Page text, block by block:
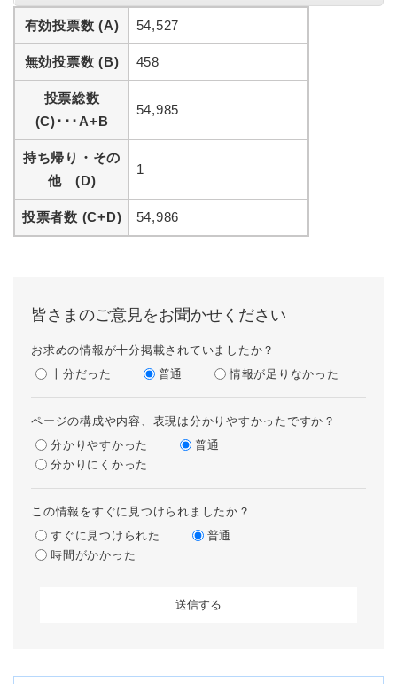
有効投票数 (A) 54,527
無効投票数 (B) 458
投票総数
(C)･･･A+B
54,985
持ち帰り・その
他 (D)
1
投票者数 (C+D) 54,986
皆さまのご意見をお聞かせください
お求めの情報が十分掲載されていましたか？
十分だった
普通 情報が足りなかった
ページの構成や内容、表現は分かりやすかったですか？
分かりやすかった
普通
分かりにくかった
この情報をすぐに見つけられましたか？
すぐに見つけられた
普通
時間がかかった